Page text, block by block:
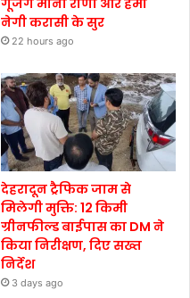
नेगी करासी के सुर
22 hours ago
देहरादून ट्रैफिक जाम से
मिलेगी मुक्ति: 12 किमी
ग्रीनफील्ड बाईपास का DM ने
किया निरीक्षण, दिए सख्त
निर्देश
3 days ago